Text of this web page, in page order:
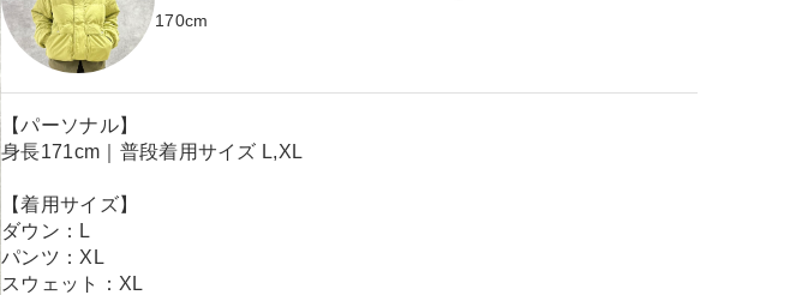
170cm
【パーソナル】
身長171cm｜普段着用サイズ L,XL
【着用サイズ】
ダウン：L
パンツ：XL
スウェット：XL